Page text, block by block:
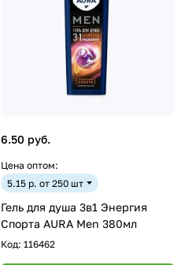
6.50 руб.
Цена оптом:
5.15 р. от 250 шт
Гель для душа 3в1 Энергия
Спорта AURA Men 380мл
Код: 116462